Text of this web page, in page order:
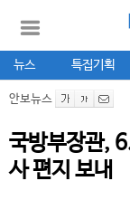
뉴스 특집기획
안보뉴스
국방부장관,
사 편지 보내